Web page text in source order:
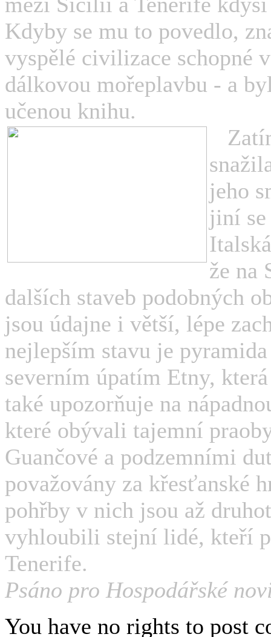
Kdyby se mu to povedlo,
vyspělé civilizace schopné
dálkovou mořeplavbu - a
učenou knihu.
jeho
jiní se
že na
dalších staveb podobných
jsou údajne i větší, lépe
nejlepším stavu je
severním úpatím Etny,
také upozorňuje na
které obývali tajemní
Guančové a podzemními
považovány za křesťanské
pohřby v nich jsou až
vyhloubili stejní lidé, kteří
Tenerife.
Psáno pro Hospodářské
You have no rights to post